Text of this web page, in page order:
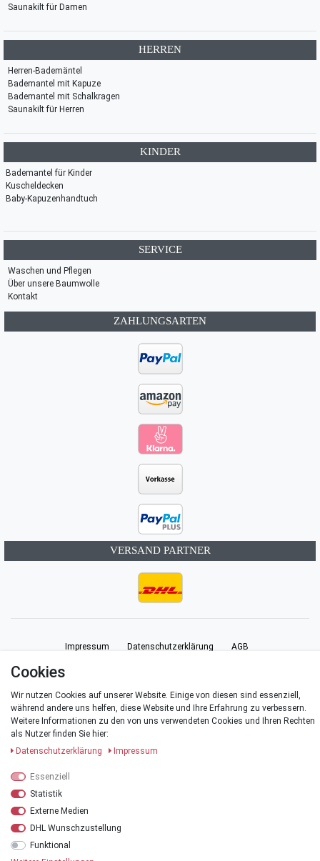
Saunakilt für Damen
HERREN
Herren-Bademäntel
Bademantel mit Kapuze
Bademantel mit Schalkragen
Saunakilt für Herren
KINDER
Bademantel für Kinder
Kuscheldecken
Baby-Kapuzenhandtuch
SERVICE
Waschen und Pflegen
Über unsere Baumwolle
Kontakt
ZAHLUNGSARTEN
VERSAND PARTNER
Impressum Daten­schutz­erklärung AGB
Kontakt
**Versandkostenfrei innerhalb Deutschlands ab einem Warenwert von 20 €
Cookies
Wir nutzen Cookies auf unserer Website. Einige von diesen sind essenziell,
während andere uns helfen, diese Website und Ihre Erfahrung zu verbessern.
Weitere Informationen zu den von uns verwendeten Cookies und Ihren Rechten
als Nutzer finden Sie hier:
Daten­schutz­erklärung
Impressum
Essenziell
Statistik
Externe Medien
DHL Wunschzustellung
Funktional